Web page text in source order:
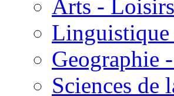
Arts -
Geographie
Sciences de